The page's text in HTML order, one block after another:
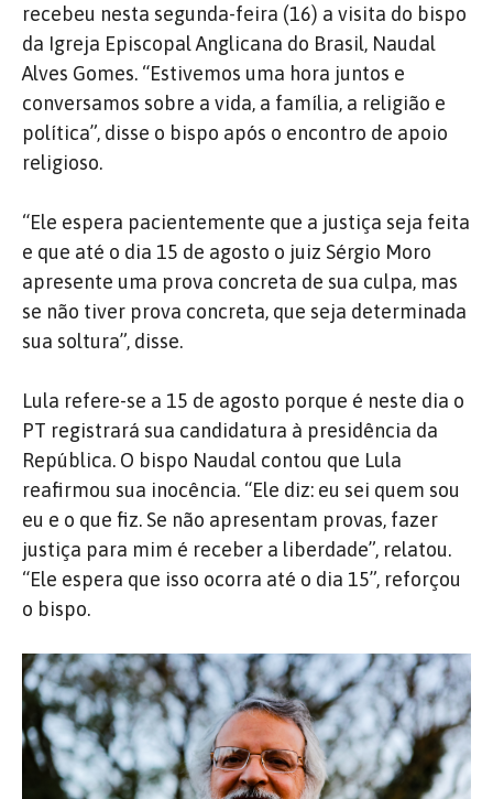
recebeu nesta segunda-feira (16) a visita do bispo
da Igreja Episcopal Anglicana do Brasil, Naudal
Alves Gomes. “Estivemos uma hora juntos e
conversamos sobre a vida, a família, a religião e
política”, disse o bispo após o encontro de apoio
religioso.
“Ele espera pacientemente que a justiça seja feita
e que até o dia 15 de agosto o juiz Sérgio Moro
apresente uma prova concreta de sua culpa, mas
se não tiver prova concreta, que seja determinada
sua soltura”, disse.
Lula refere-se a 15 de agosto porque é neste dia o
PT registrará sua candidatura à presidência da
República. O bispo Naudal contou que Lula
reafirmou sua inocência. “Ele diz: eu sei quem sou
eu e o que fiz. Se não apresentam provas, fazer
justiça para mim é receber a liberdade”, relatou.
“Ele espera que isso ocorra até o dia 15”, reforçou
o bispo.